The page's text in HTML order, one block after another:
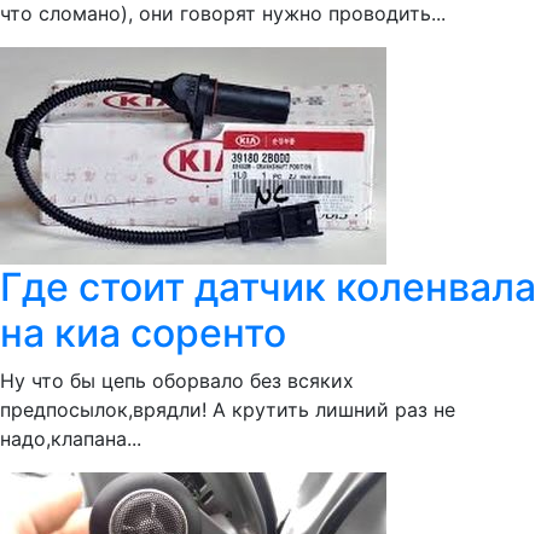
что сломано), они говорят нужно проводить...
Где стоит датчик коленвала
на киа соренто
Ну что бы цепь оборвало без всяких
предпосылок,врядли! А крутить лишний раз не
надо,клапана...